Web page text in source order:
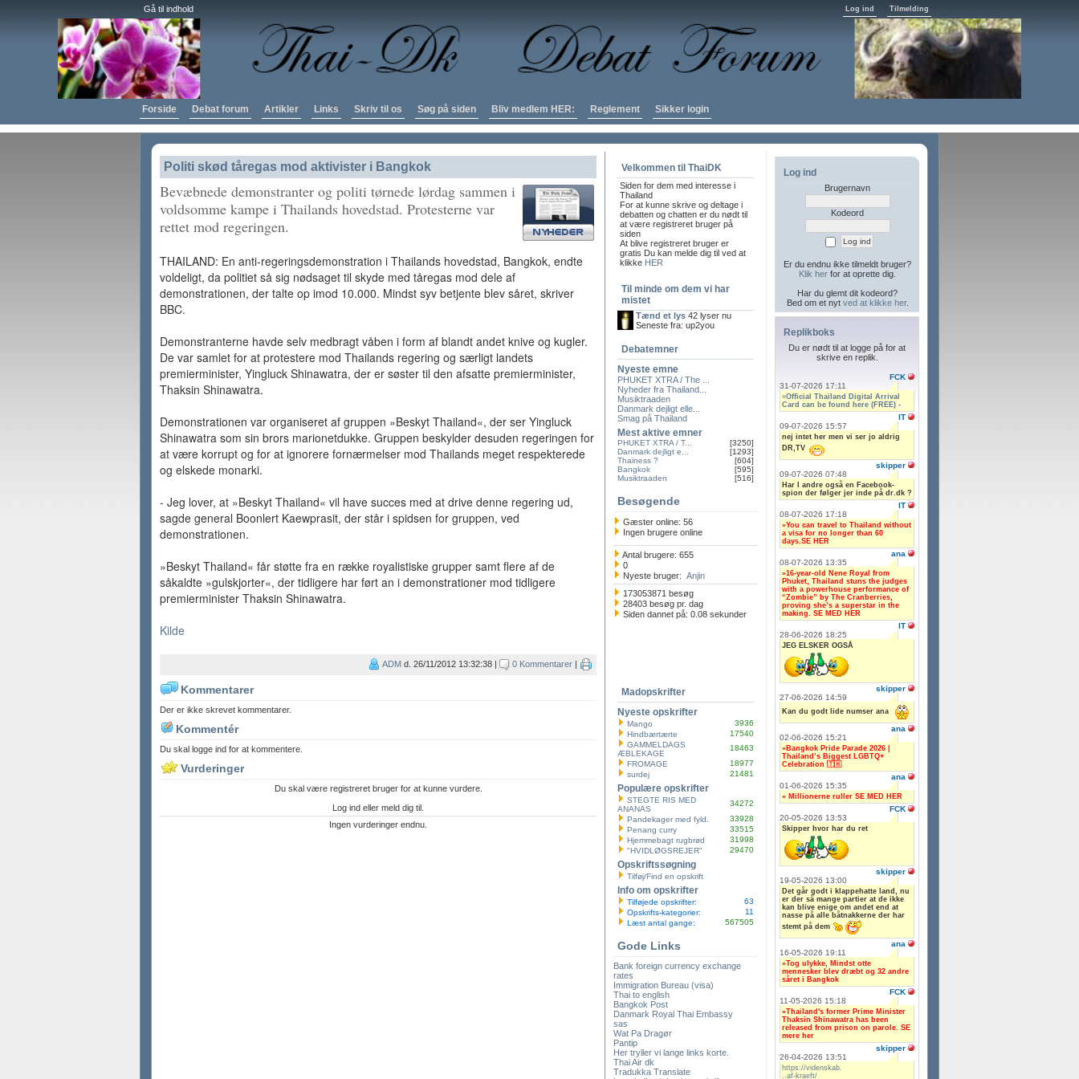
Gå til indhold Log ind Tilmelding
Forside Debat forum Artikler Links Skriv til os Søg på siden Bliv medlem HER: Reglement Sikker login
Politi skød tåregas mod aktivister i Bangkok
Bevæbnede demonstranter og politi tørnede lørdag sammen i
voldsomme kampe i Thailands hovedstad. Protesterne var
rettet mod regeringen.
THAILAND: En anti-regeringsdemonstration i Thailands hovedstad, Bangkok, endte
voldeligt, da politiet så sig nødsaget til skyde med tåregas mod dele af
demonstrationen, der talte op imod 10.000. Mindst syv betjente blev såret, skriver
BBC.
Demonstranterne havde selv medbragt våben i form af blandt andet knive og kugler.
De var samlet for at protestere mod Thailands regering og særligt landets
premierminister, Yingluck Shinawatra, der er søster til den afsatte premierminister,
Thaksin Shinawatra.
Demonstrationen var organiseret af gruppen »Beskyt Thailand«, der ser Yingluck
Shinawatra som sin brors marionetdukke. Gruppen beskylder desuden regeringen for
at være korrupt og for at ignorere fornærmelser mod Thailands meget respekterede
og elskede monarki.
- Jeg lover, at »Beskyt Thailand« vil have succes med at drive denne regering ud,
sagde general Boonlert Kaewprasit, der står i spidsen for gruppen, ved
demonstrationen.
»Beskyt Thailand« får støtte fra en række royalistiske grupper samt flere af de
såkaldte »gulskjorter«, der tidligere har ført an i demonstrationer mod tidligere
premierminister Thaksin Shinawatra.
Kilde
ADM d. 26/11/2012 13:32:38 | 0 Kommentarer |
Kommentarer
Der er ikke skrevet kommentarer.
Kommentér
Du skal logge ind for at kommentere.
Vurderinger
Du skal være registreret bruger for at kunne vurdere.
Log ind eller meld dig til.
Ingen vurderinger endnu.
Velkommen til ThaiDK
Siden for dem med interesse i
Thailand
For at kunne skrive og deltage i
debatten og chatten er du nødt til
at være registreret bruger på
siden
At blive registreret bruger er
gratis Du kan melde dig til ved at
klikke HER
Til minde om dem vi har
mistet
Tænd et lys 42 lyser nu
Seneste fra: up2you
Debatemner
Nyeste emne
PHUKET XTRA / The ...
Nyheder fra Thailand...
Musiktraaden
Danmark dejligt elle...
Smag på Thailand
Mest aktive emner
PHUKET XTRA / T...
[3250]
Danmark dejligt e...
[1293]
Thainess ?
[604]
Bangkok
[595]
Musiktraaden
[516]
Besøgende
Gæster online: 56
Ingen brugere online
Antal brugere: 655
0
Nyeste bruger: Anjin
173053871 besøg
28403 besøg pr. dag
Siden dannet på: 0.08 sekunder
Madopskrifter
Nyeste opskrifter
Mango
3936
Hindbærtærte
17540
GAMMELDAGS
ÆBLEKAGE
18463
FROMAGE
18977
surdej
21481
Populære opskrifter
STEGTE RIS MED
ANANAS
34272
Pandekager med fyld.
33928
Penang curry
33515
Hjemmebagt rugbrød
31998
"HVIDLØGSREJER"
29470
Opskriftssøgning
Tilføj/Find en opskrift
Info om opskrifter
Tilføjede opskrifter:
63
Opskrifts-kategorier:
11
Læst antal gange:
567505
Gode Links
Bank foreign currency exchange
rates
Immigration Bureau (visa)
Thai to english
Bangkok Post
Danmark Royal Thai Embassy
sas
Wat Pa Dragør
Pantip
Her tryller vi lange links korte.
Thai Air dk
Tradukka Translate
Log ind
Brugernavn
Kodeord
Er du endnu ikke tilmeldt bruger?
Klik her for at oprette dig.
Har du glemt dit kodeord?
Bed om et nyt ved at klikke her.
Replikboks
Du er nødt til at logge på for at
skrive en replik.
FCK
31-07-2026 17:11
»Official Thailand Digital Arrival
Card can be found here (FREE) -
IT
09-07-2026 15:57
nej intet her men vi ser jo aldrig
DR,TV
skipper
09-07-2026 07:48
Har I andre også en Facebook-
spion der følger jer inde på dr.dk ?
IT
08-07-2026 17:18
»You can travel to Thailand without
a visa for no longer than 60
days.SE HER
ana
08-07-2026 13:35
»16-year-old Nene Royal from
Phuket, Thailand stuns the judges
with a powerhouse performance of
“Zombie” by The Cranberries,
proving she’s a superstar in the
making. SE MED HER
IT
28-06-2026 18:25
JEG ELSKER OGSÅ
skipper
27-06-2026 14:59
Kan du godt lide numser ana
ana
02-06-2026 15:21
»Bangkok Pride Parade 2026 |
Thailand’s Biggest LGBTQ+
Celebration 🇹🇭
ana
01-06-2026 15:35
» Millionerne ruller SE MED HER
FCK
20-05-2026 13:53
Skipper hvor har du ret
skipper
19-05-2026 13:00
Det går godt i klappehatte land, nu
er der så mange partier at de ikke
kan blive enige om andet end at
nasse på alle båtnakkerne der har
stemt på dem
ana
16-05-2026 19:11
»Tog ulykke, Mindst otte
mennesker blev dræbt og 32 andre
såret i Bangkok
FCK
11-05-2026 15:18
»Thailand's former Prime Minister
Thaksin Shinawatra has been
released from prison on parole. SE
mere her
skipper
26-04-2026 13:51
https://videnskab.
..af-kraeft/